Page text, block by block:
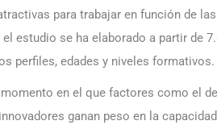
para trabajar en función de
estudio se ha elaborado a partir de
perfiles, edades y niveles formativos.
en el que factores como el
ganan peso en la